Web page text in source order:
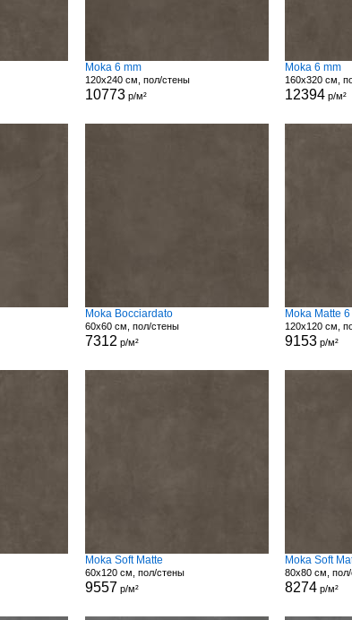
Moka 6 mm
120x240 см, пол/стены
10773р/м²
Moka 6 mm
160x320 см,
12394 р/м²
Moka Bocciardato
60x60 см, пол/стены
7312 р/м²
Moka Matte
120x120 см,
9153 р/м²
Moka Soft Matte
60x120 см, пол/стены
9557 р/м²
Moka Soft
80x80 см,
8274 р/м²